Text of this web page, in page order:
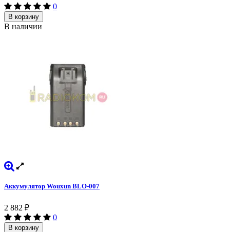
0
В корзину
В наличии
Аккумулятор Wouxun BLO-007
2 882 ₽
0
В корзину